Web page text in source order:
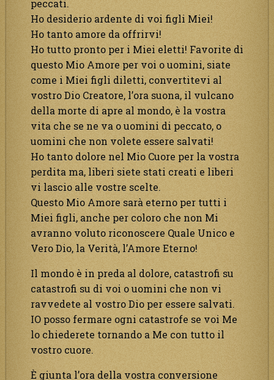
peccati.
Ho desiderio ardente di voi figli Miei!
Ho tanto amore da offrirvi!
Ho tutto pronto per i Miei eletti! Favorite di
questo Mio Amore per voi o uomini, siate
come i Miei figli diletti, convertitevi al
vostro Dio Creatore, l’ora suona, il vulcano
della morte di apre al mondo, è la vostra
vita che se ne va o uomini di peccato, o
uomini che non volete essere salvati!
Ho tanto dolore nel Mio Cuore per la vostra
perdita ma, liberi siete stati creati e liberi
vi lascio alle vostre scelte.
Questo Mio Amore sarà eterno per tutti i
Miei figli, anche per coloro che non Mi
avranno voluto riconoscere Quale Unico e
Vero Dio, la Verità, l’Amore Eterno!
Il mondo è in preda al dolore, catastrofi su
catastrofi su di voi o uomini che non vi
ravvedete al vostro Dio per essere salvati.
IO posso fermare ogni catastrofe se voi Me
lo chiederete tornando a Me con tutto il
vostro cuore.
È giunta l’ora della vostra conversione